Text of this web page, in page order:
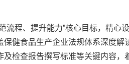
程、提升能力”核心目标，精心
健食品生产企业法规体系深度解
及检查报告撰写标准等关键内容